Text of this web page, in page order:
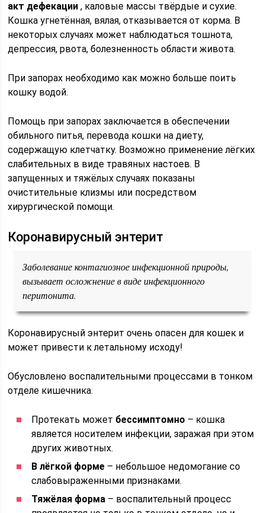
акт дефекации , каловые массы твёрдые и сухие.
Кошка угнетённая, вялая, отказывается от корма. В
некоторых случаях может наблюдаться тошнота,
депрессия, рвота, болезненность области живота.
При запорах необходимо как можно больше поить
кошку водой.
Помощь при запорах заключается в обеспечении
обильного питья, перевода кошки на диету,
содержащую клетчатку. Возможно применение лёгких
слабительных в виде травяных настоев. В
запущенных и тяжёлых случаях показаны
очистительные клизмы или посредством
хирургической помощи.
Коронавирусный энтерит
Заболевание контагиозное инфекционной природы,
вызывает осложнение в виде инфекционного
перитонита.
Коронавирусный энтерит очень опасен для кошек и
может привести к летальному исходу!
Обусловлено воспалительными процессами в тонком
отделе кишечника.
Протекать может бессимптомно – кошка
является носителем инфекции, заражая при этом
других животных.
В лёгкой форме – небольшое недомогание со
слабовыраженными признаками.
Тяжёлая форма – воспалительный процесс